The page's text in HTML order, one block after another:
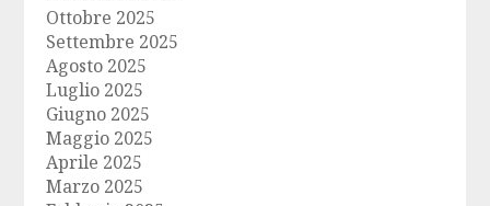
Ottobre 2025
Settembre 2025
Agosto 2025
Luglio 2025
Giugno 2025
Maggio 2025
Aprile 2025
Marzo 2025